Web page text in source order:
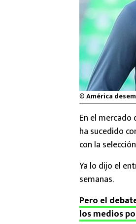
©América
En el
ha sucedido
con la
Ya lo dijo el
semanas.
Pero el
los medios